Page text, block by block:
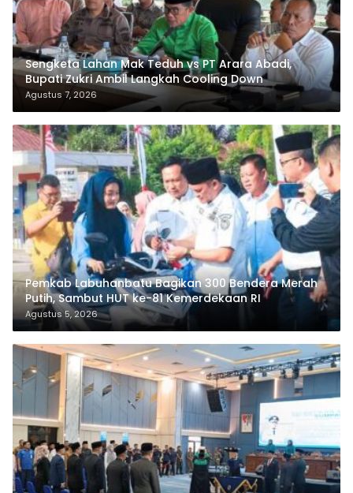
Sengketa Lahan Mak Teduh vs PT Arara Abadi,
Bupati Zukri Ambil Langkah Cooling Down
Agustus 7, 2026
Pemkab Labuhanbatu Bagikan 300 Bendera Merah
Putih, Sambut HUT ke-81 Kemerdekaan RI
Agustus 5, 2026